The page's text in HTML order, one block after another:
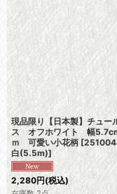
現品限り【日本製】チュー
ス オフホワイト 幅
ｍ 可愛い小花柄 [
白(5.5m)]
2,280円(税込)